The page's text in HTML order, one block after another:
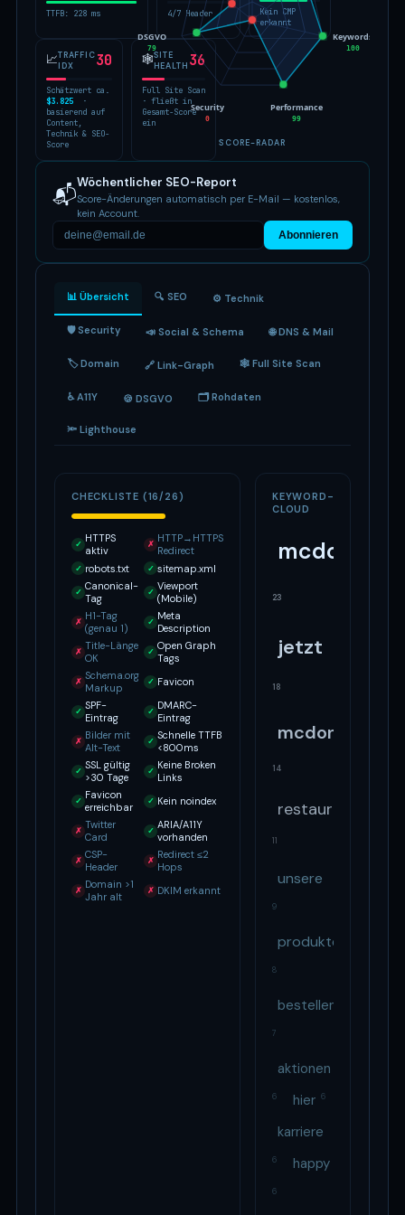
TTFB: 228 ms 4/7 Header
Kein CMP
erkannt
📈TRAFFIC
IDX
30
Schätzwert ca.
$3.825 ·
basierend auf
Content,
Technik & SEO-
Score
🕸SITE
HEALTH 36
Full Site Scan
· fließt in
Gesamt-Score
ein
Keywords
100
Performance
99
Security
0
DSGVO
79
SCORE-RADAR
📬Wöchentlicher SEO-Report
Score-Änderungen automatisch per E-Mail — kostenlos,
kein Account.
Abonnieren
📊 Übersicht 🔍 SEO ⚙️ Technik
🛡 Security 📣 Social & Schema 🌐 DNS & Mail
🏷 Domain 🔗 Link-Graph 🕸 Full Site Scan
♿ A11Y 🍪 DSGVO 🗂 Rohdaten
🔦 Lighthouse
CHECKLISTE (16/26)
✓ HTTPS
aktiv
✗ HTTP→HTTPS
Redirect
✓ robots.txt ✓ sitemap.xml
✓ Canonical-
Tag
✓ Viewport
(Mobile)
✗ H1-Tag
(genau 1)
✓ Meta
Description
✗ Title-Länge
OK
✓ Open Graph
Tags
✗ Schema.org
Markup
✓ Favicon
✓ SPF-
Eintrag
✓ DMARC-
Eintrag
✗ Bilder mit
Alt-Text
✓ Schnelle TTFB
<800ms
✓ SSL gültig
>30 Tage
✓ Keine Broken
Links
✓ Favicon
erreichbar
✓ Kein noindex
✗ Twitter
Card
✓ ARIA/A11Y
vorhanden
✗ CSP-
Header
✗ Redirect ≤2
Hops
✗ Domain >1
Jahr alt
✗ DKIM erkannt
KEYWORD-
CLOUD
mcdonald
23
jetzt
18
mcdonalds
14
restaurants
11
unsere
9
produkte
8
bestellen
7
aktionen
6 hier 6
karriere
6 happy
6